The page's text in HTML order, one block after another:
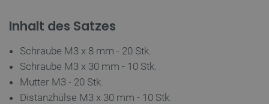
Inhalt des Satzes
Schraube M3 x 8 mm - 20 Stk.
Schraube M3 x 30 mm - 10 Stk.
Mutter M3 - 20 Stk.
Distanzhülse M3 x 30 mm - 10 Stk.